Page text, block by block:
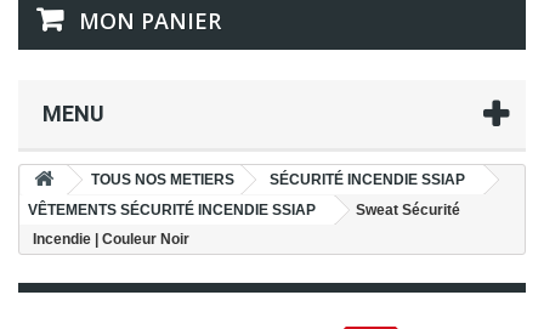
MON PANIER
MENU
TOUS NOS METIERS
SÉCURITÉ INCENDIE SSIAP
VÊTEMENTS SÉCURITÉ INCENDIE SSIAP
Sweat Sécurité
Incendie | Couleur Noir